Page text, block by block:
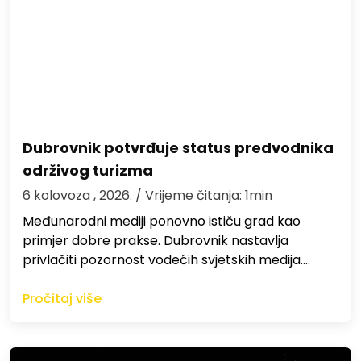
Dubrovnik potvrđuje status predvodnika
održivog turizma
6 kolovoza , 2026. / Vrijeme čitanja: 1min
Međunarodni mediji ponovno ističu grad kao
primjer dobre prakse. Dubrovnik nastavlja
privlačiti pozornost vodećih svjetskih medija.…
Pročitaj više